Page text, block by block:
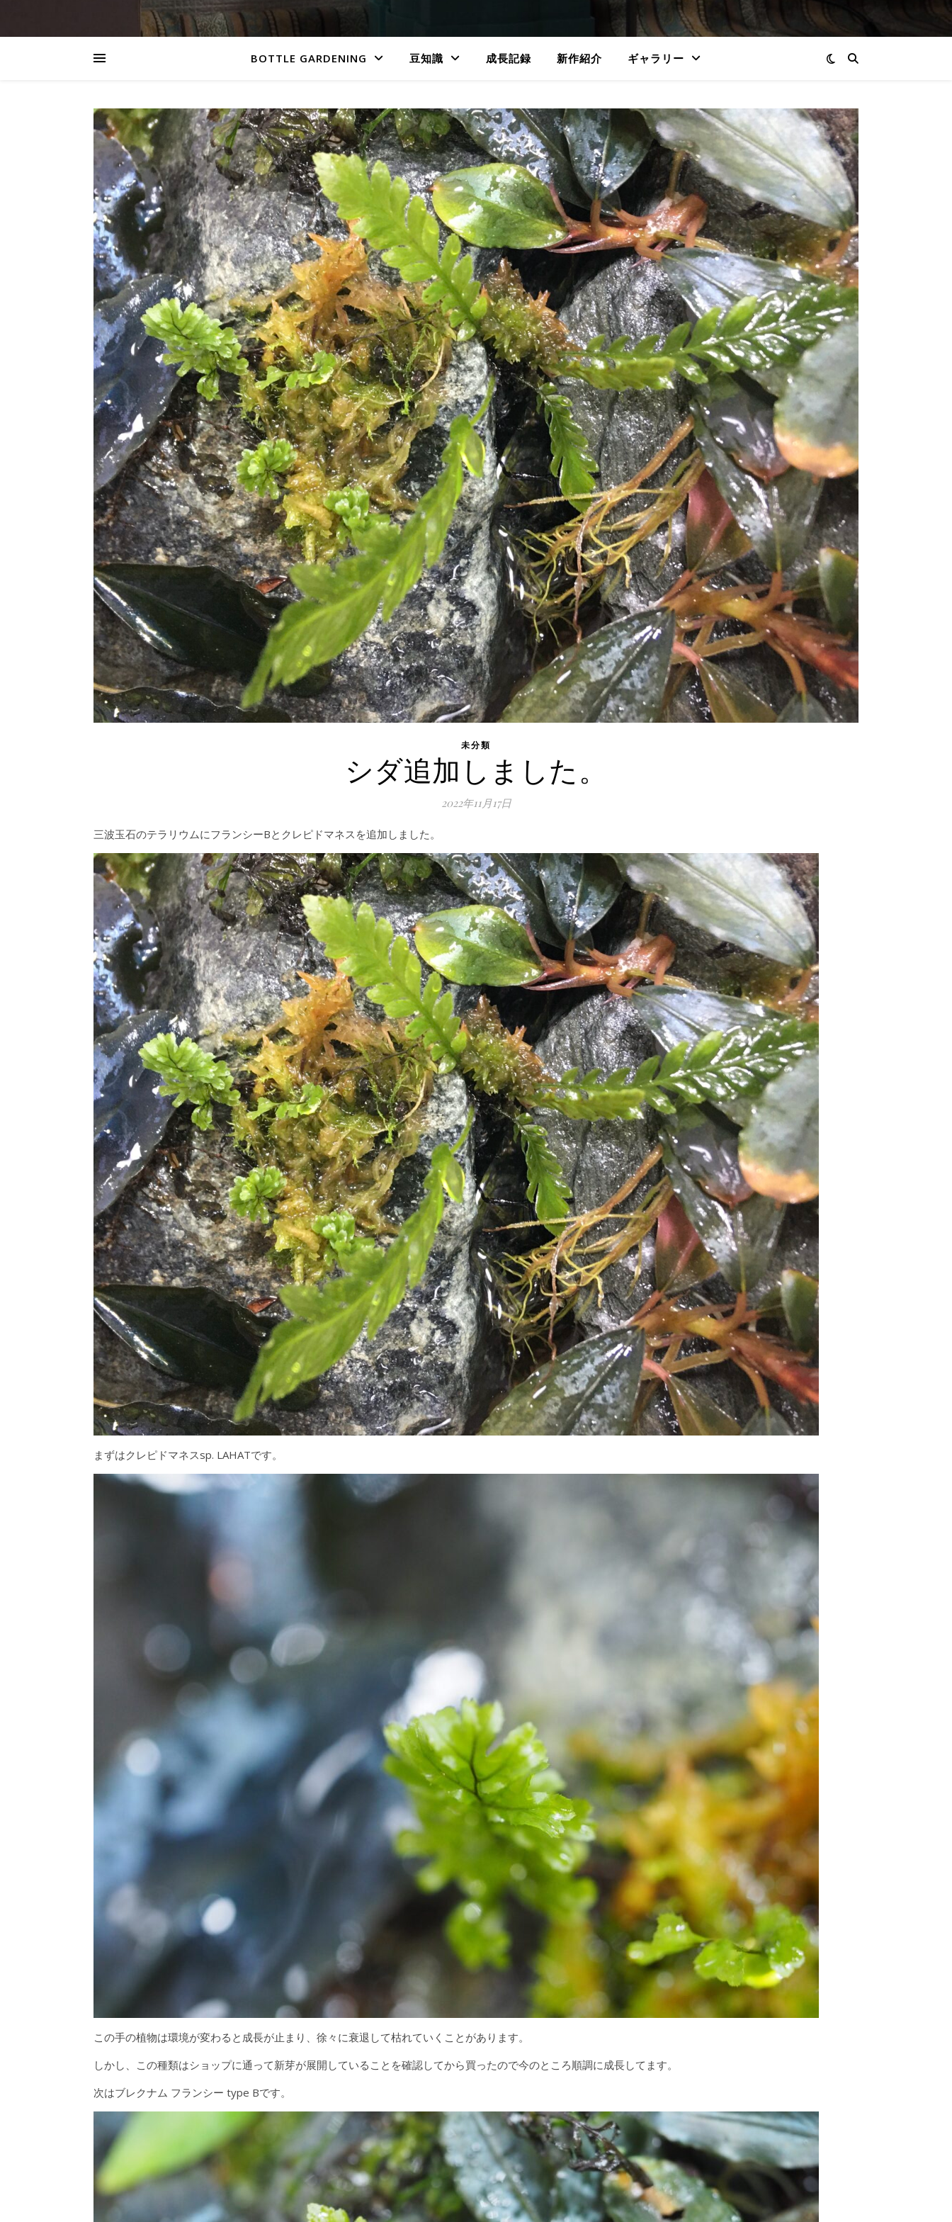
BOTTLE GARDENING 豆知識 成長記録 新作紹介 ギャラリー
未分類
シダ追加しました。
2022年11月17日
三波玉石のテラリウムにフランシーBとクレピドマネスを追加しました。
まずはクレピドマネスsp. LAHATです。
この手の植物は環境が変わると成長が止まり、徐々に衰退して枯れていくことがあります。
しかし、この種類はショップに通って新芽が展開していることを確認してから買ったので今のところ順調に成長してます。
次はブレクナム フランシー type Bです。